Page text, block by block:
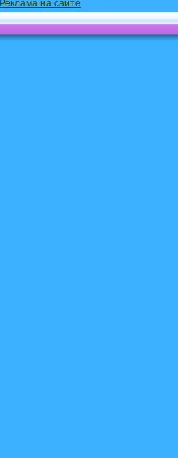
Реклама на сайте